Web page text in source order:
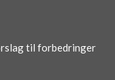
til forbedringer